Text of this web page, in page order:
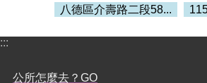
八德區介壽路二段58...
:::
公所怎麼去？GO